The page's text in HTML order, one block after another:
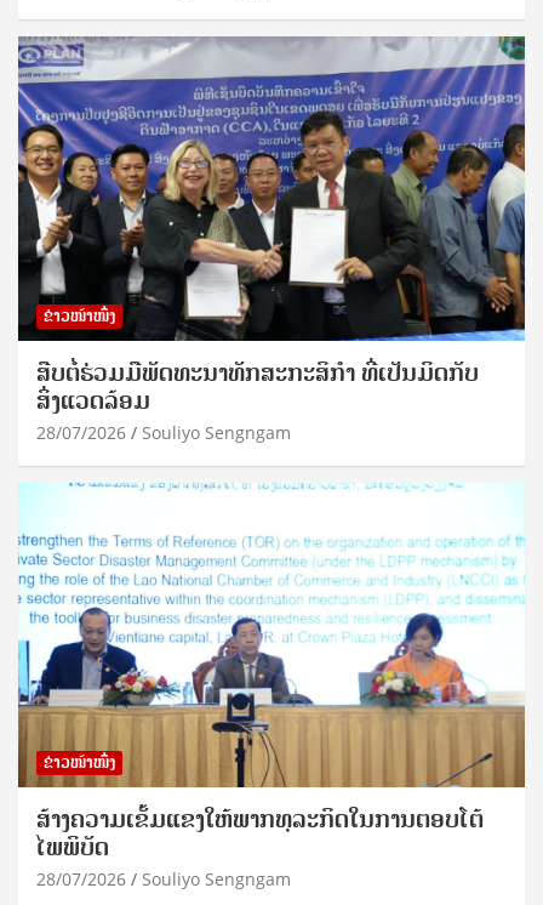
ຂ່າວໜ້າໜຶ່ງ
ສືບຕໍ່ຮ່ວມມືພັດທະນາທັກສະກະສິກຳ ທີ່ເປັນມິດກັບ
ສິ່ງແວດລ້ອມ
28/07/2026 Souliyo Sengngam
ຂ່າວໜ້າໜຶ່ງ
ສ້າງຄວາມເຂັ້ມແຂງໃຫ້ພາກທຸລະກິດໃນການຕອບໂຕ້
ໄພພິບັດ
28/07/2026 Souliyo Sengngam